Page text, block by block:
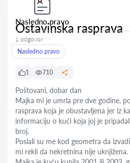
Nasledno pravo
Ostavinska rasprava
1 odgovor
Nasledno pravo
1 710
Poštovani, dobar dan
Majka mi je umrla pre dve godine,
rasprava koja je obustavljena jer iz
informaciju o kući koja joj je
broj.
Poslali su me kod geometra da
mi rekli da nekretnina nije uknjižena.